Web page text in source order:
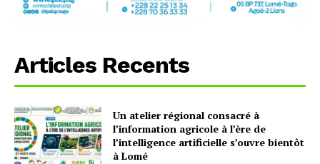
Articles Recents
Un atelier régional consacré à
l’information agricole à l’ère de
l’intelligence artificielle s’ouvre bientôt
à Lomé